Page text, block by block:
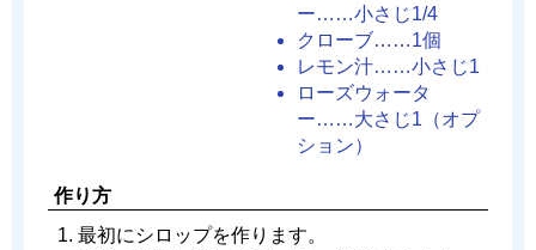
ー……小さじ1/4
クローブ……1個
レモン汁……小さじ1
ローズウォータ
ー……大さじ1（オプ
ション）
作り方
最初にシロップを作ります。